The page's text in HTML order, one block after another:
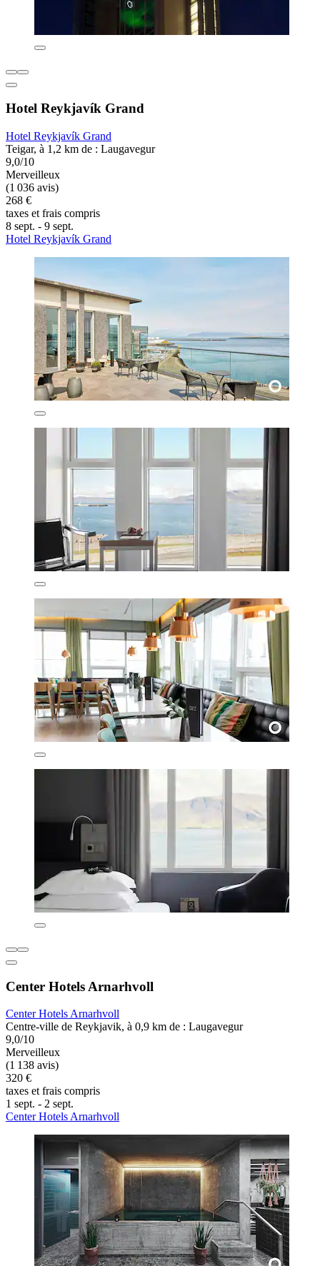
Hotel Reykjavík Grand
Hotel Reykjavík Grand
Teigar, à 1,2 km de : Laugavegur
9,0/10
Merveilleux
(1 036 avis)
268 €
taxes et frais compris
8 sept. - 9 sept.
Hotel Reykjavík Grand
Center Hotels Arnarhvoll
Center Hotels Arnarhvoll
Centre-ville de Reykjavik, à 0,9 km de : Laugavegur
9,0/10
Merveilleux
(1 138 avis)
320 €
taxes et frais compris
1 sept. - 2 sept.
Center Hotels Arnarhvoll